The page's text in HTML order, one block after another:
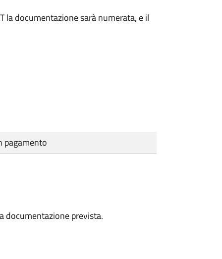
la documentazione sarà numerata, e il
pagamento
documentazione prevista.